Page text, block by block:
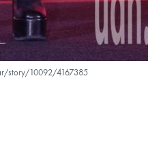
story/10092/4167385